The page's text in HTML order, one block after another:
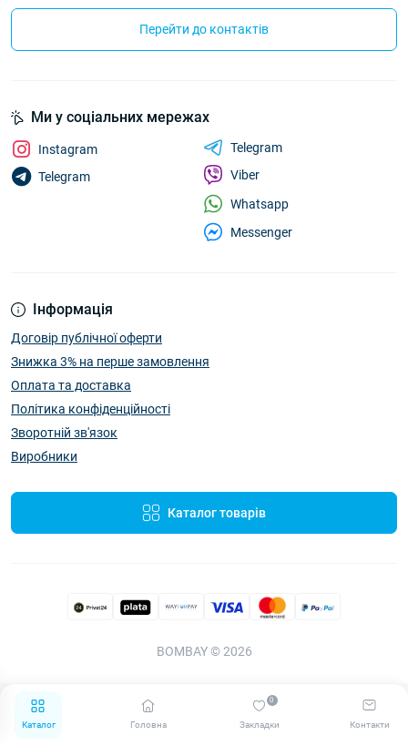
Каталог Головна Закладки
0
Контакти
Перейти до контактів
Інформація
Договір публічної оферти
Знижка 3% на перше замовлення
Оплата та доставка
Політика конфіденційності
Зворотній зв'язок
Виробники
Каталог товарів
Ми у соціальних мережах
Instagram
Telegram
Telegram
Viber
Whatsapp
Messenger
BOMBAY © 2026